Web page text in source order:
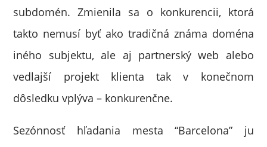
subdomén. Zmienila sa o konkurencii, ktorá
takto nemusí byť ako tradičná známa doména
iného subjektu, ale aj partnerský web alebo
vedlajší projekt klienta tak v konečnom
dôsledku vplýva – konkurenčne.
Sezónnosť hľadania mesta “Barcelona” ju